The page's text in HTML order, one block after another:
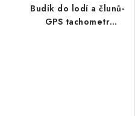
Budík do lodí a člunů-
GPS tachometr